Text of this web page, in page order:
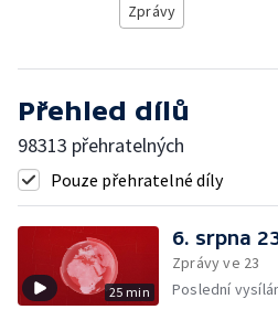
Zprávy
Přehled dílů
98313 přehratelných
Pouze přehratelné díly
25 min
6. srpna
Zprávy ve 23
Poslední